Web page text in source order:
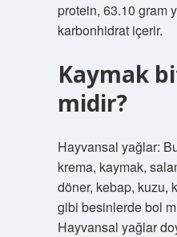
protein, 63.10 gram
karbonhidrat içerir.
Kaymak
midir?
Hayvansal yağlar:
krema, kaymak,
döner, kebap, kuzu,
gibi besinlerde bol
Hayvansal yağlar